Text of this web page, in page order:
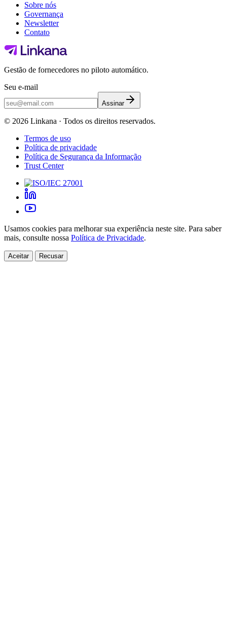
Sobre nós
Governança
Newsletter
Contato
Gestão de fornecedores no piloto automático.
Seu e-mail
Assinar
© 2026 Linkana · Todos os direitos reservados.
Termos de uso
Política de privacidade
Política de Segurança da Informação
Trust Center
Usamos cookies para melhorar sua experiência neste site. Para saber
mais, consulte nossa Política de Privacidade.
Aceitar Recusar